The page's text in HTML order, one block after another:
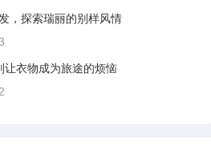
，探索瑞丽的别样风情
让衣物成为旅途的烦恼